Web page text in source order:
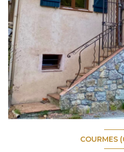
COURMES